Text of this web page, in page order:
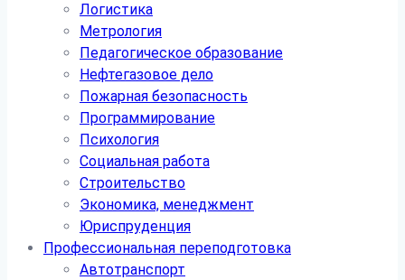
Логистика
Метрология
Педагогическое образование
Нефтегазовое дело
Пожарная безопасность
Программирование
Психология
Социальная работа
Строительство
Экономика, менеджмент
Юриспруденция
Профессиональная переподготовка
Автотранспорт